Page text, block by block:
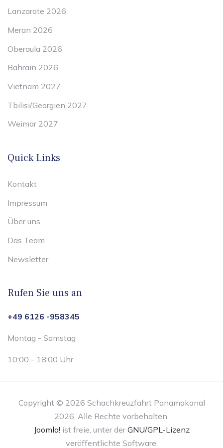
Lanzarote 2026
Meran 2026
Oberaula 2026
Bahrain 2026
Vietnam 2027
Tbilisi/Georgien 2027
Weimar 2027
Quick Links
Kontakt
Impressum
Über uns
Das Team
Newsletter
Rufen Sie uns an
+49 6126 -958345
Montag - Samstag
10:00 - 18:00 Uhr
Copyright © 2026 Schachkreuzfahrt Panamakanal
2026. Alle Rechte vorbehalten.
Joomla! ist freie, unter derGNU/GPL-Lizenz
veröffentlichte Software.